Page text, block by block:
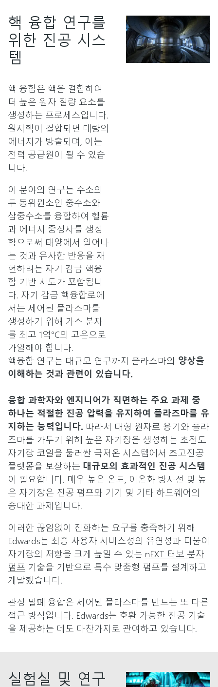
핵 융합 연구를
위한 진공 시스
템
핵 융합은 핵을 결합하여
더 높은 원자 질량 요소를
생성하는 프로세스입니다.
원자핵이 결합되면 대량의
에너지가 방출되며, 이는
전력 공급원이 될 수 있습
니다.
이 분야의 연구는 수소의
두 동위원소인 중수소와
삼중수소를 융합하여 헬륨
과 에너지 중성자를 생성
함으로써 태양에서 일어나
는 것과 유사한 반응을 재
현하려는 자기 감금 핵융
합 기반 시도가 포함됩니
다. 자기 감금 핵융합로에
서는 제어된 플라즈마를
생성하기 위해 가스 분자
를 최고 1억°C의 고온으로
가열해야 합니다.
핵융합 연구는 대규모 연구까지 플라스마의 양상을
이해하는 것과 관련이 있습니다.
융합 과학자와 엔지니어가 직면하는 주요 과제 중
하나는 적절한 진공 압력을 유지하여 플라즈마를 유
지하는 능력입니다. 따라서 대형 원자로 용기와 플라
즈마를 가두기 위해 높은 자기장을 생성하는 초전도
자기장 코일을 둘러싼 극저온 시스템에서 초고진공
플랫폼을 보장하는 대규모의 효과적인 진공 시스템
이 필요합니다. 매우 높은 온도, 이온화 방사선 및 높
은 자기장은 진공 펌프와 기기 및 기타 하드웨어의
중대한 과제입니다.
이러한 끊임없이 진화하는 요구를 충족하기 위해
Edwards는 최종 사용자 서비스성의 유연성과 더불어
자기장의 저항을 크게 높일 수 있는 nEXT 터보 분자
펌프 기술을 기반으로 특수 맞춤형 펌프를 설계하고
개발했습니다.
관성 밀폐 융합은 제어된 플라즈마를 만드는 또 다른
접근 방식입니다. Edwards는 호환 가능한 진공 기술
을 제공하는 데도 마찬가지로 관여하고 있습니다.
실험실 및 연구